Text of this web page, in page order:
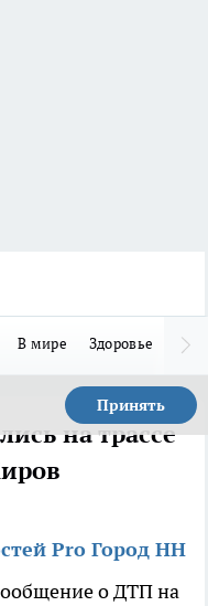
В мире Здоровье
Принять
на трассе
Pro Город НН
о ДТП на